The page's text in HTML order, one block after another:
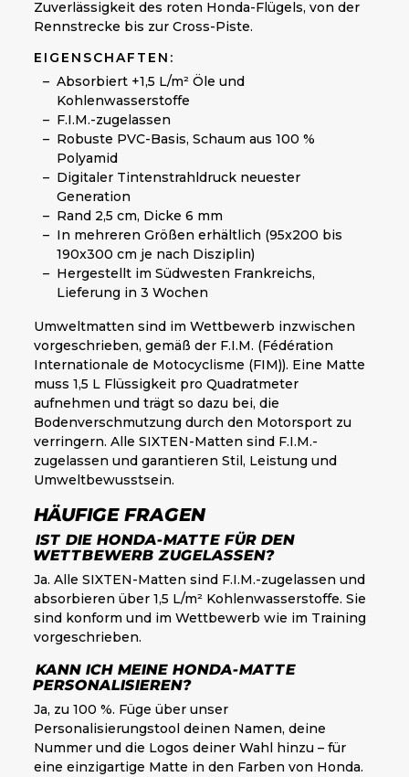
Zuverlässigkeit des roten Honda-Flügels, von der
Rennstrecke bis zur Cross-Piste.
EIGENSCHAFTEN:
Absorbiert +1,5 L/m² Öle und
Kohlenwasserstoffe
F.I.M.-zugelassen
Robuste PVC-Basis, Schaum aus 100 %
Polyamid
Digitaler Tintenstrahldruck neuester
Generation
Rand 2,5 cm, Dicke 6 mm
In mehreren Größen erhältlich (95x200 bis
190x300 cm je nach Disziplin)
Hergestellt im Südwesten Frankreichs,
Lieferung in 3 Wochen
Umweltmatten sind im Wettbewerb inzwischen
vorgeschrieben, gemäß der F.I.M. (Fédération
Internationale de Motocyclisme (FIM)). Eine Matte
muss 1,5 L Flüssigkeit pro Quadratmeter
aufnehmen und trägt so dazu bei, die
Bodenverschmutzung durch den Motorsport zu
verringern. Alle SIXTEN-Matten sind F.I.M.-
zugelassen und garantieren Stil, Leistung und
Umweltbewusstsein.
HÄUFIGE FRAGEN
IST DIE HONDA-MATTE FÜR DEN
WETTBEWERB ZUGELASSEN?
Ja. Alle SIXTEN-Matten sind F.I.M.-zugelassen und
absorbieren über 1,5 L/m² Kohlenwasserstoffe. Sie
sind konform und im Wettbewerb wie im Training
vorgeschrieben.
KANN ICH MEINE HONDA-MATTE
PERSONALISIEREN?
Ja, zu 100 %. Füge über unser
Personalisierungstool deinen Namen, deine
Nummer und die Logos deiner Wahl hinzu – für
eine einzigartige Matte in den Farben von Honda.